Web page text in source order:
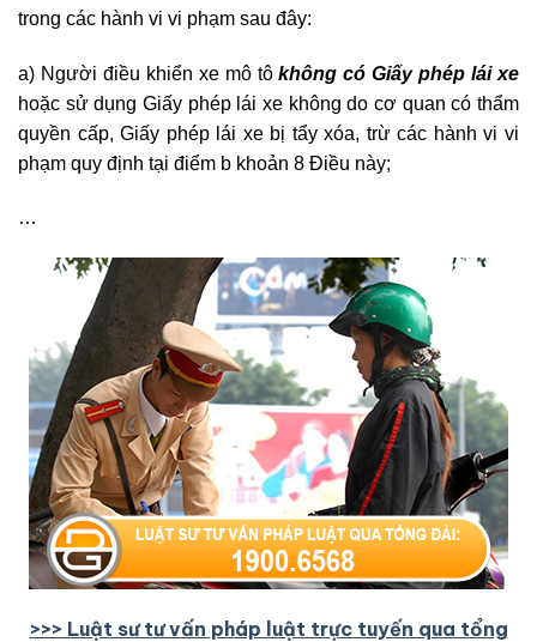
trong các hành vi vi phạm sau đây:
a) Người điều khiển xe mô tôkhông có Giấy phép lái xe
hoặc sử dụng Giấy phép lái xe không do cơ quan có thẩm
quyền cấp, Giấy phép lái xe bị tẩy xóa, trừ các hành vi vi
phạm quy định tại điểm b khoản 8 Điều này;
…
>>> Luật sư tư vấn pháp luật trực tuyến qua tổng